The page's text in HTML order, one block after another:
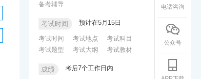
备考辅导
考试时间 预计在5月15日
考试时间 考试地点
考试科目
考试题型
考试大纲 考试教材
成绩 考后7个工作日内
电话咨询
公众号